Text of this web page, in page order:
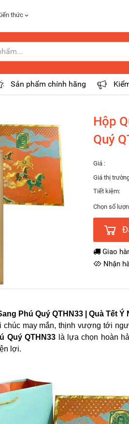
thức
Sản phẩm chính hãng
Hộp
Quý
Giá :
Giá thị
Tiết kiệm:
Chọn số
Giao
Nhận
Phú Quý QTHN33 | Quà Tết Ý
may mắn, thịnh vượng tới
Quý QTHN33 là lựa chọn hoàn
lợi.